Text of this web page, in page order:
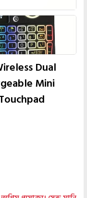
Dual
Mini